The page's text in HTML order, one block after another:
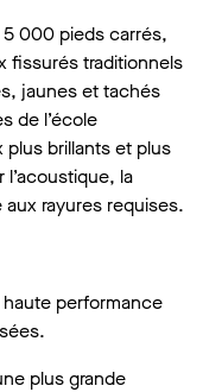
000 pieds carrés,
fissurés traditionnels
jaunes et tachés
de l’école
plus brillants et plus
la
rayures requises.
performance
plus grande